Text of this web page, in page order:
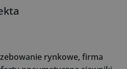
rynkowe, firma